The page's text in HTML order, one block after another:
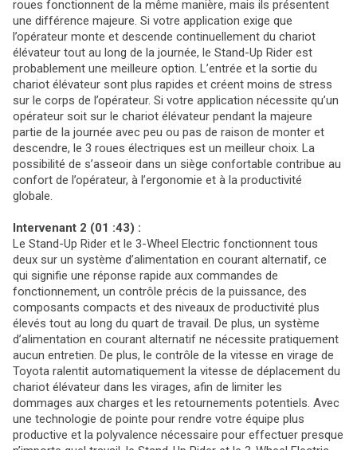
roues fonctionnent de la même manière, mais ils présentent
une différence majeure. Si votre application exige que
l’opérateur monte et descende continuellement du chariot
élévateur tout au long de la journée, le Stand-Up Rider est
probablement une meilleure option. L’entrée et la sortie du
chariot élévateur sont plus rapides et créent moins de stress
sur le corps de l’opérateur. Si votre application nécessite qu’un
opérateur soit sur le chariot élévateur pendant la majeure
partie de la journée avec peu ou pas de raison de monter et
descendre, le 3 roues électriques est un meilleur choix. La
possibilité de s’asseoir dans un siège confortable contribue au
confort de l’opérateur, à l’ergonomie et à la productivité
globale.
Intervenant 2 (01 :43) :
Le Stand-Up Rider et le 3-Wheel Electric fonctionnent tous
deux sur un système d’alimentation en courant alternatif, ce
qui signifie une réponse rapide aux commandes de
fonctionnement, un contrôle précis de la puissance, des
composants compacts et des niveaux de productivité plus
élevés tout au long du quart de travail. De plus, un système
d’alimentation en courant alternatif ne nécessite pratiquement
aucun entretien. De plus, le contrôle de la vitesse en virage de
Toyota ralentit automatiquement la vitesse de déplacement du
chariot élévateur dans les virages, afin de limiter les
dommages aux charges et les retournements potentiels. Avec
une technologie de pointe pour rendre votre équipe plus
productive et la polyvalence nécessaire pour effectuer presque